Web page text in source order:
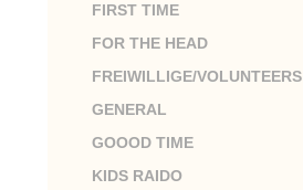
FIRST TIME
FOR THE HEAD
FREIWILLIGE/VOLUNTEERS
GENERAL
GOOOD TIME
KIDS RAIDO